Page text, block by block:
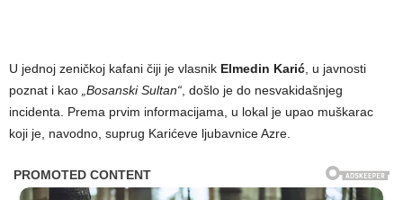
U jednoj zeničkoj kafani čiji je vlasnik Elmedin Karić , u javnosti
poznat i kao „Bosanski Sultan“ , došlo je do nesvakidašnjeg
incidenta. Prema prvim informacijama, u lokal je upao muškarac
koji je, navodno, suprug Karićeve ljubavnice Azre.